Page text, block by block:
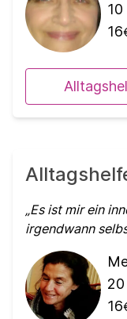
10
16
Es ist mir ein
irgendwann
20
16